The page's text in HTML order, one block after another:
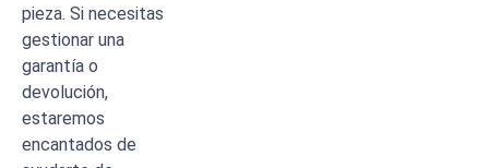
pieza. Si necesitas
gestionar una
garantía o
devolución,
estaremos
encantados de